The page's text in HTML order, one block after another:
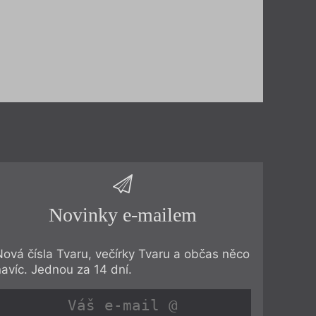
Novinky e-mailem
čísla Tvaru, večírky Tvaru a občas něco
Jednou za 14 dní.